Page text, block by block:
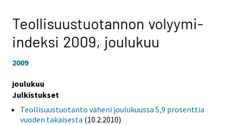
Teollisuustuotannon volyymi-
indeksi 2009, joulukuu
2009
joulukuu
Julkistukset
Teollisuustuotanto väheni joulukuussa 5,9 prosenttia
vuoden takaisesta (10.2.2010)